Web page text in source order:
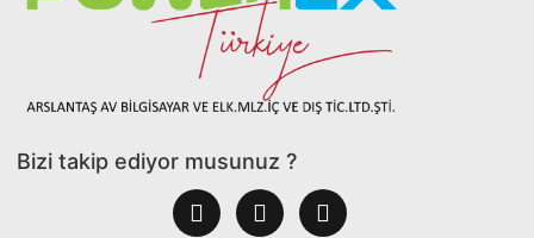
Bizi takip ediyor musunuz ?